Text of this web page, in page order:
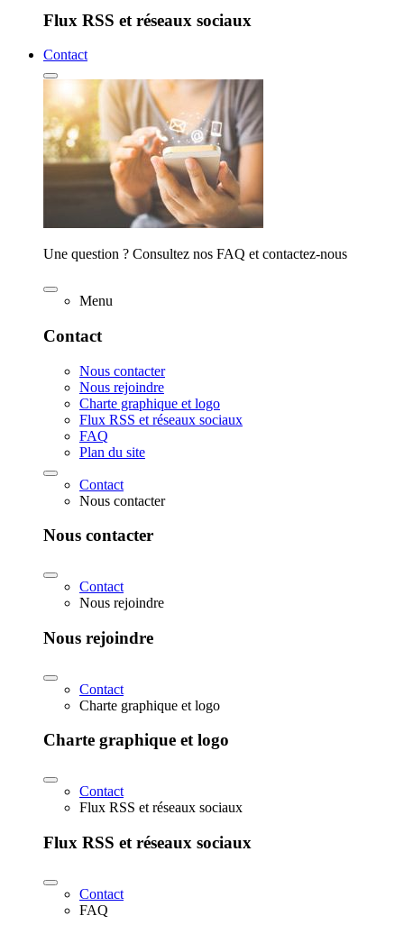
Flux RSS et réseaux sociaux
Contact
Une question ? Consultez nos FAQ et contactez-nous
Menu
Contact
Nous contacter
Nous rejoindre
Charte graphique et logo
Flux RSS et réseaux sociaux
FAQ
Plan du site
Contact
Nous contacter
Nous contacter
Contact
Nous rejoindre
Nous rejoindre
Contact
Charte graphique et logo
Charte graphique et logo
Contact
Flux RSS et réseaux sociaux
Flux RSS et réseaux sociaux
Contact
FAQ